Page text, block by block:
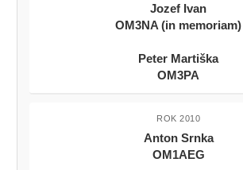
Jozef Ivan
OM3NA (in memoriam)
Peter Martiška
OM3PA
ROK 2010
Anton Srnka
OM1AEG